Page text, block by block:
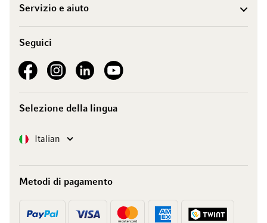
Servizio e aiuto
Seguici
See our FacebookSee our Instagram account
See our LinkedInSee our YouTube channel
Selezione della lingua
Lingua Italian
Metodi di pagamento